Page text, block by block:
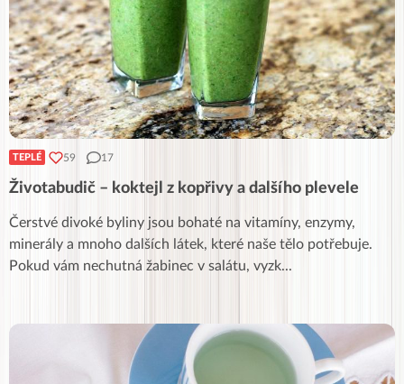
TEPLÉ 59 17
Životabudič – koktejl z kopřivy a dalšího plevele
Čerstvé divoké byliny jsou bohaté na vitamíny, enzymy,
minerály a mnoho dalších látek, které naše tělo potřebuje.
Pokud vám nechutná žabinec v salátu, vyzk...